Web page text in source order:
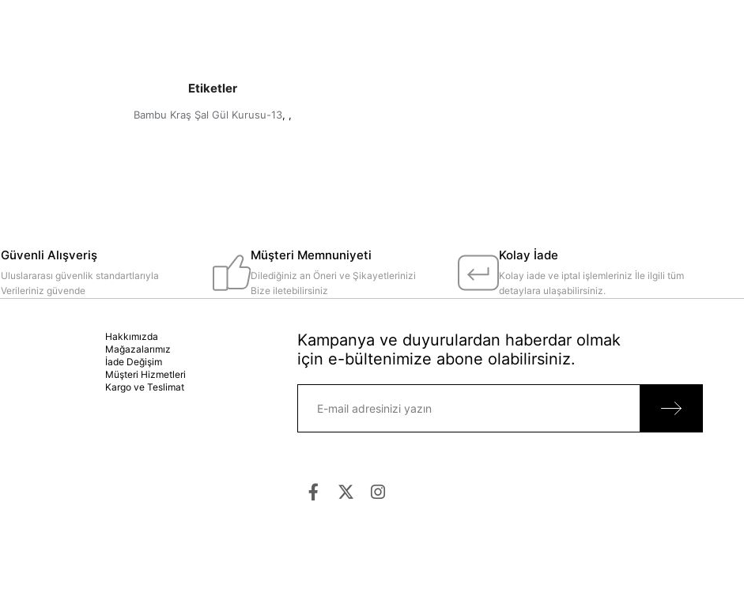
Etiketler
Bambu Kraş Şal Gül Kurusu-13, ,
Güvenli Alışveriş
Uluslararası güvenlik standartlarıyla
Verileriniz güvende
Müşteri Memnuniyeti
Dilediğiniz an Öneri ve Şikayetlerinizi
Bize iletebilirsiniz
Kolay İade
Kolay iade ve iptal işlemleriniz İle ilgili tüm
detaylara ulaşabilirsiniz.
Hakkımızda
Mağazalarımız
İade Değişim
Müşteri Hizmetleri
Kargo ve Teslimat
Kampanya ve duyurulardan haberdar olmak
için e-bültenimize abone olabilirsiniz.